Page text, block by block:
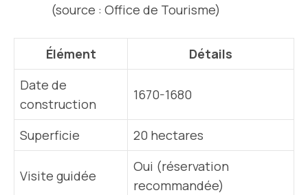
(source : Office de Tourisme)
Élément
Détails
Date de
construction
1670-1680
Superficie 20 hectares
Visite guidée
Oui (réservation
recommandée)